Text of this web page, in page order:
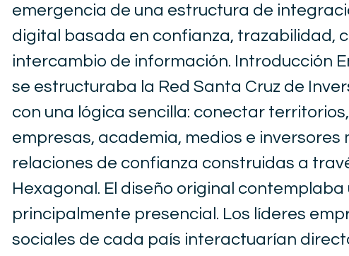
emergencia de una estructura de
digital basada en confianza, trazabilidad,
intercambio de información. Introducción
se estructuraba la Red Santa Cruz de
con una lógica sencilla: conectar
empresas, academia, medios e inversores
relaciones de confianza construidas a
Hexagonal. El diseño original
principalmente presencial. Los líderes
sociales de cada país interactuarían